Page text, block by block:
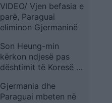
VIDEO/ Vjen befasia e
parë, Paraguai
eliminon Gjermaninë
Son Heung-min
kërkon ndjesë pas
dështimit të Koresë së
shpreh dhimbjen që
ndiejmë
Gjermania dhe
Paraguai mbeten në